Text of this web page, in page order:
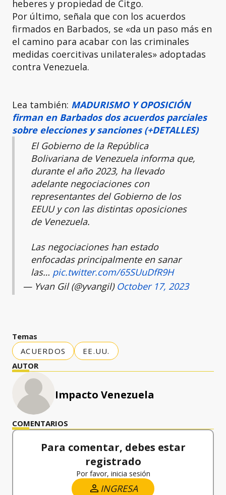
heberes y propiedad de Citgo.
Por último, señala que con los acuerdos
firmados en Barbados, se «da un paso más en
el camino para acabar con las criminales
medidas coercitivas unilaterales» adoptadas
contra Venezuela.
Lea también: MADURISMO Y OPOSICIÓN
firman en Barbados dos acuerdos parciales
sobre elecciones y sanciones (+DETALLES)
El Gobierno de la República
Bolivariana de Venezuela informa que,
durante el año 2023, ha llevado
adelante negociaciones con
representantes del Gobierno de los
EEUU y con las distintas oposiciones
de Venezuela.
Las negociaciones han estado
enfocadas principalmente en sanar
las… pic.twitter.com/65SUuDfR9H
— Yvan Gil (@yvangil) October 17, 2023
Temas
ACUERDOS
EE.UU.
AUTOR
Impacto Venezuela
COMENTARIOS
Para comentar, debes estar
registrado
Por favor, inicia sesión
INGRESA